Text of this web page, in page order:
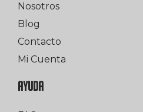
Nosotros
Blog
Contacto
Mi Cuenta
AYUDA